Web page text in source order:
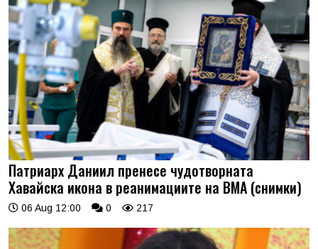
Патриарх Даниил пренесе чудотворната
Хавайска икона в реанимациите на ВМА (снимки)
06 Aug 12:00 0 217